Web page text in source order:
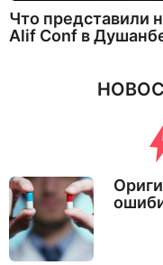
Что представили
Alif Conf в